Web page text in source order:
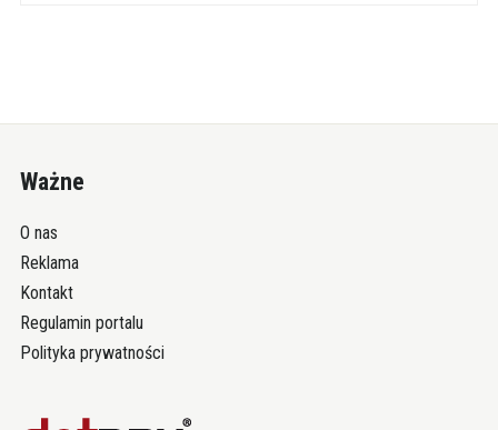
Ważne
O nas
Reklama
Kontakt
Regulamin portalu
Polityka prywatności